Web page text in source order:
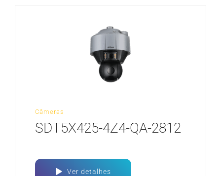
Câmeras
SDT5X425-4Z4-QA-2812
Ver detalhes